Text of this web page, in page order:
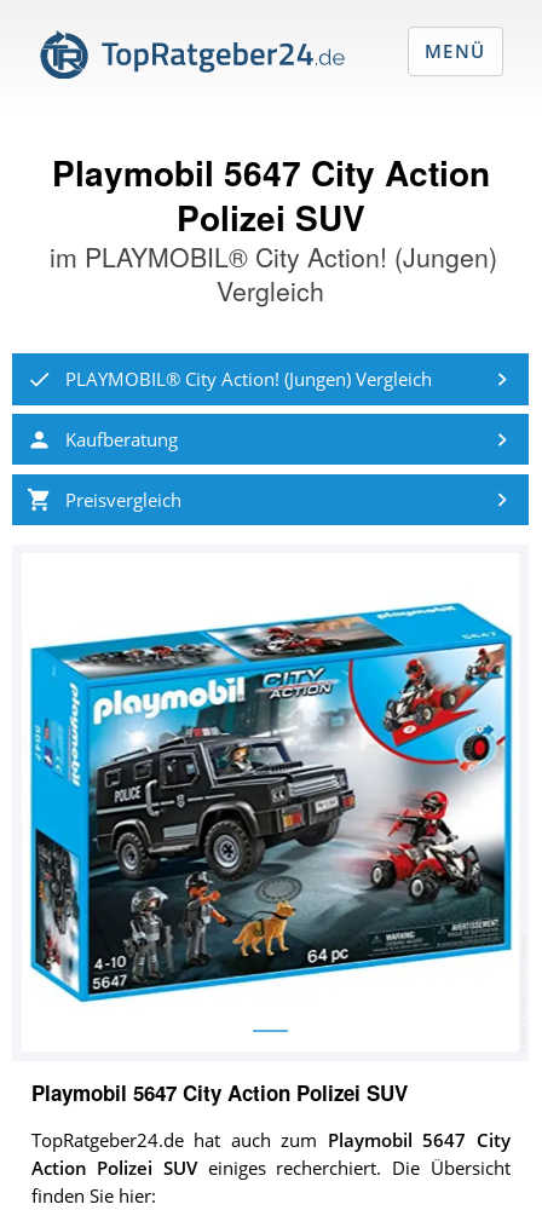
Playmobil 5647 City Action
Polizei SUV
im PLAYMOBIL® City Action! (Jungen)
Vergleich
PLAYMOBIL® City Action! (Jungen) Vergleich
Kaufberatung
Preisvergleich
Playmobil 5647 City Action Polizei SUV
TopRatgeber24.de hat auch zum Playmobil 5647 City
Action Polizei SUVeiniges recherchiert. Die Übersicht
finden Sie hier:
MENÜ